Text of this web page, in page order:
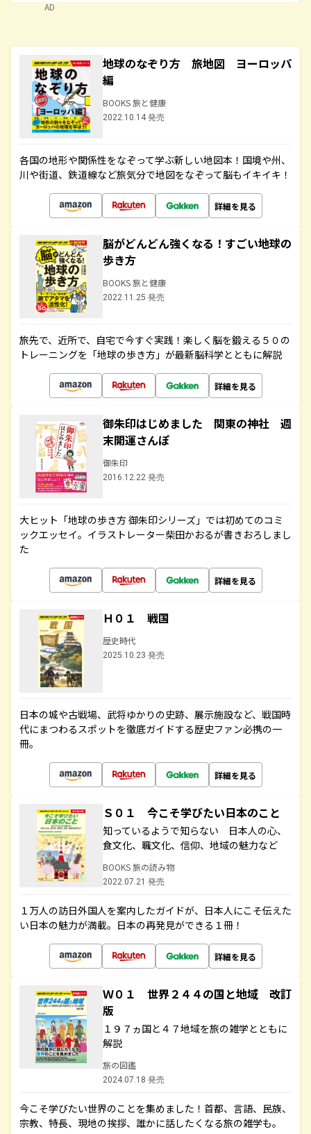
AD
地球のなぞり方 旅地図 ヨーロッパ
編
BOOKS 旅と健康
2022.10.14 発売
各国の地形や関係性をなぞって学ぶ新しい地図本！国境や州、
川や街道、鉄道線など旅気分で地図をなぞって脳もイキイキ！
詳細を見る
脳がどんどん強くなる！すごい地球の
歩き方
BOOKS 旅と健康
2022.11.25 発売
旅先で、近所で、自宅で今すぐ実践！楽しく脳を鍛える５０の
トレーニングを「地球の歩き方」が最新脳科学とともに解説
詳細を見る
御朱印はじめました 関東の神社 週
末開運さんぽ
御朱印
2016.12.22 発売
大ヒット「地球の歩き方 御朱印シリーズ」では初めてのコミ
ックエッセイ。イラストレーター柴田かおるが書きおろしまし
た
詳細を見る
Ｈ０１ 戦国
歴史時代
2025.10.23 発売
日本の城や古戦場、武将ゆかりの史跡、展示施設など、戦国時
代にまつわるスポットを徹底ガイドする歴史ファン必携の一
冊。
詳細を見る
Ｓ０１ 今こそ学びたい日本のこと
知っているようで知らない 日本人の心、
食文化、職文化、信仰、地域の魅力など
BOOKS 旅の読み物
2022.07.21 発売
１万人の訪日外国人を案内したガイドが、日本人にこそ伝えた
い日本の魅力が満載。日本の再発見ができる１冊！
詳細を見る
Ｗ０１ 世界２４４の国と地域 改訂
版
１９７ヵ国と４７地域を旅の雑学とともに
解説
旅の図鑑
2024.07.18 発売
今こそ学びたい世界のことを集めました！首都、言語、民族、
宗教、特長、現地の挨拶、誰かに話したくなる旅の雑学も。